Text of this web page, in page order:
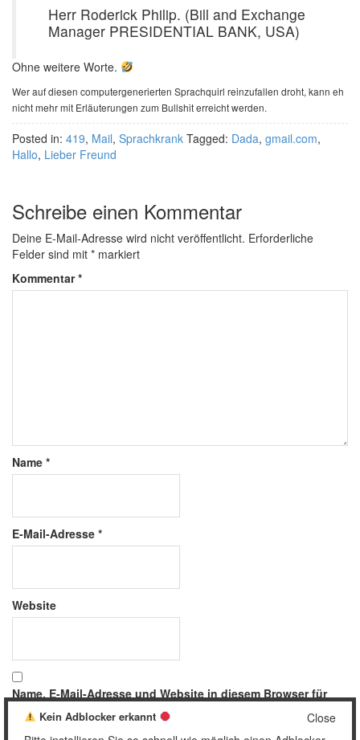
Herr Roderick Philip. (Bill and Exchange
Manager PRESIDENTIAL BANK, USA)
Ohne weitere Worte.
Wer auf diesen computergenerierten Sprachquirl reinzufallen droht, kann eh
nicht mehr mit Erläuterungen zum Bullshit erreicht werden.
Posted in: 419, Mail, Sprachkrank Tagged: Dada, gmail.com,
Hallo, Lieber Freund
Schreibe einen Kommentar
Deine E-Mail-Adresse wird nicht veröffentlicht. Erforderliche
Felder sind mit * markiert
Kommentar*
Name *
E-Mail-Adresse *
Website
Name, E-Mail-Adresse und Website in diesem Browser für
meinen nächsten Kommentar speichern.
Close
Kein Adblocker erkannt